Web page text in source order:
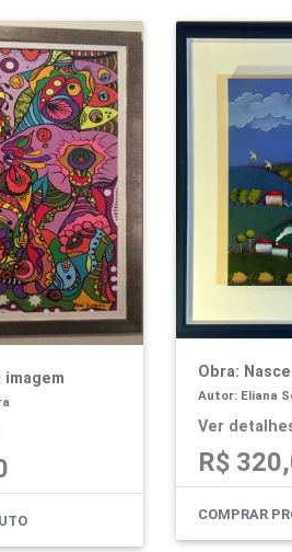
imagem Obra:
Autor: Eliana
Ver
R$
COMPRAR